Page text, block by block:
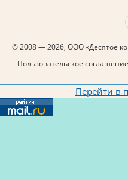
© 2008 — 2026, ООО «Десятое
Пользовательское
Перейти в